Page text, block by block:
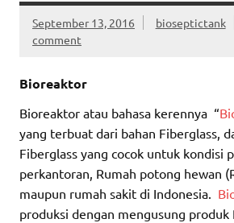
September 13, 2016 bioseptictank
comment
Bioreaktor
Bioreaktor atau bahasa kerennya “
yang terbuat dari bahan Fiberglass,
Fiberglass yang cocok untuk kondisi
perkantoran, Rumah potong hewan
maupun rumah sakit di Indonesia.
produksi dengan mengusung produk